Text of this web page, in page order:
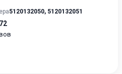
5120132050, 5120132051